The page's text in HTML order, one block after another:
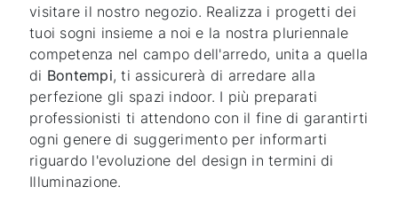
visitare il nostro negozio. Realizza i progetti dei
tuoi sogni insieme a noi e la nostra pluriennale
competenza nel campo dell'arredo, unita a quella
di Bontempi, ti assicurerà di arredare alla
perfezione gli spazi indoor. I più preparati
professionisti ti attendono con il fine di garantirti
ogni genere di suggerimento per informarti
riguardo l'evoluzione del design in termini di
Illuminazione.